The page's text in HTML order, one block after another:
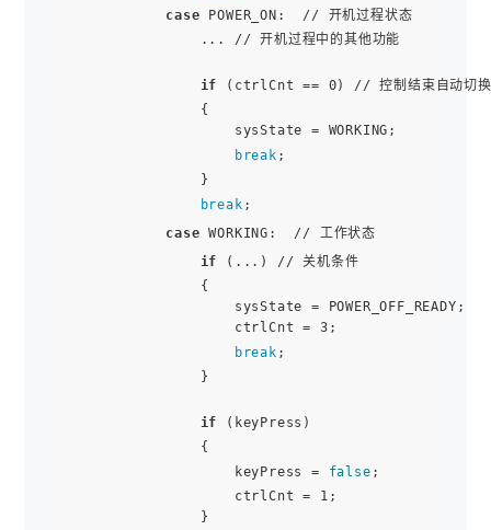
case POWER_ON:  // 开机过程状态
... // 开机过程中的其他功能
if (ctrlCnt == 0) // 控制结束自动切换
{
sysState = WORKING;
break ;
}
break ;
case WORKING:  // 工作状态
if (...) // 关机条件
{
sysState = POWER_OFF_READY;
ctrlCnt = 3;
break ;
}
if (keyPress)
{
keyPress =
false ;
ctrlCnt = 1;
}